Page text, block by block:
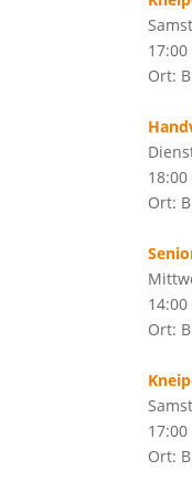
Ort:
Ort:
Ort:
Ort: